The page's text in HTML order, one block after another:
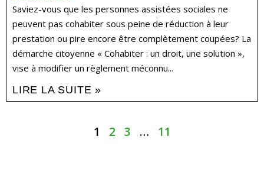
Saviez-vous que les personnes assistées sociales ne
peuvent pas cohabiter sous peine de réduction à leur
prestation ou pire encore être complètement coupées? La
démarche citoyenne « Cohabiter : un droit, une solution »,
vise à modifier un règlement méconnu...
LIRE LA SUITE »
1 2 3 … 11